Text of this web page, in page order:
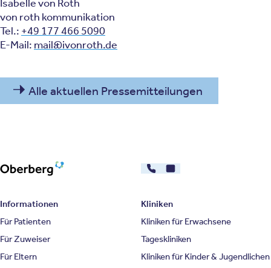
Isabelle von Roth
von roth kommunikation
Tel.: +49 177 466 5090
E-Mail: mail@ivonroth.de
Alle aktuellen Pressemitteilungen
030 - 26478607
Kontakt
Informationen
Für Patienten
Für Zuweiser
Für Eltern
Kliniken
Kliniken für Erwachsene
Tageskliniken
Kliniken für Kinder & Jugendlichen